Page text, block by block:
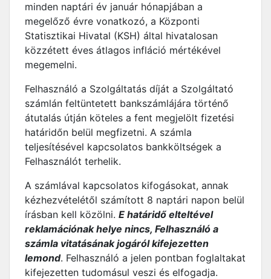
minden naptári év január hónapjában a
megelőző évre vonatkozó, a Központi
Statisztikai Hivatal (KSH) által hivatalosan
közzétett éves átlagos infláció mértékével
megemelni.
Felhasználó a Szolgáltatás díját a Szolgáltató
számlán feltüntetett bankszámlájára történő
átutalás útján köteles a fent megjelölt fizetési
határidőn belül megfizetni. A számla
teljesítésével kapcsolatos bankköltségek a
Felhasználót terhelik.
A számlával kapcsolatos kifogásokat, annak
kézhezvételétől számított 8 naptári napon belül
írásban kell közölni. E határidő elteltével
reklamációnak helye nincs, Felhasználó a
számla vitatásának jogáról kifejezetten
lemond. Felhasználó a jelen pontban foglaltakat
kifejezetten tudomásul veszi és elfogadja.